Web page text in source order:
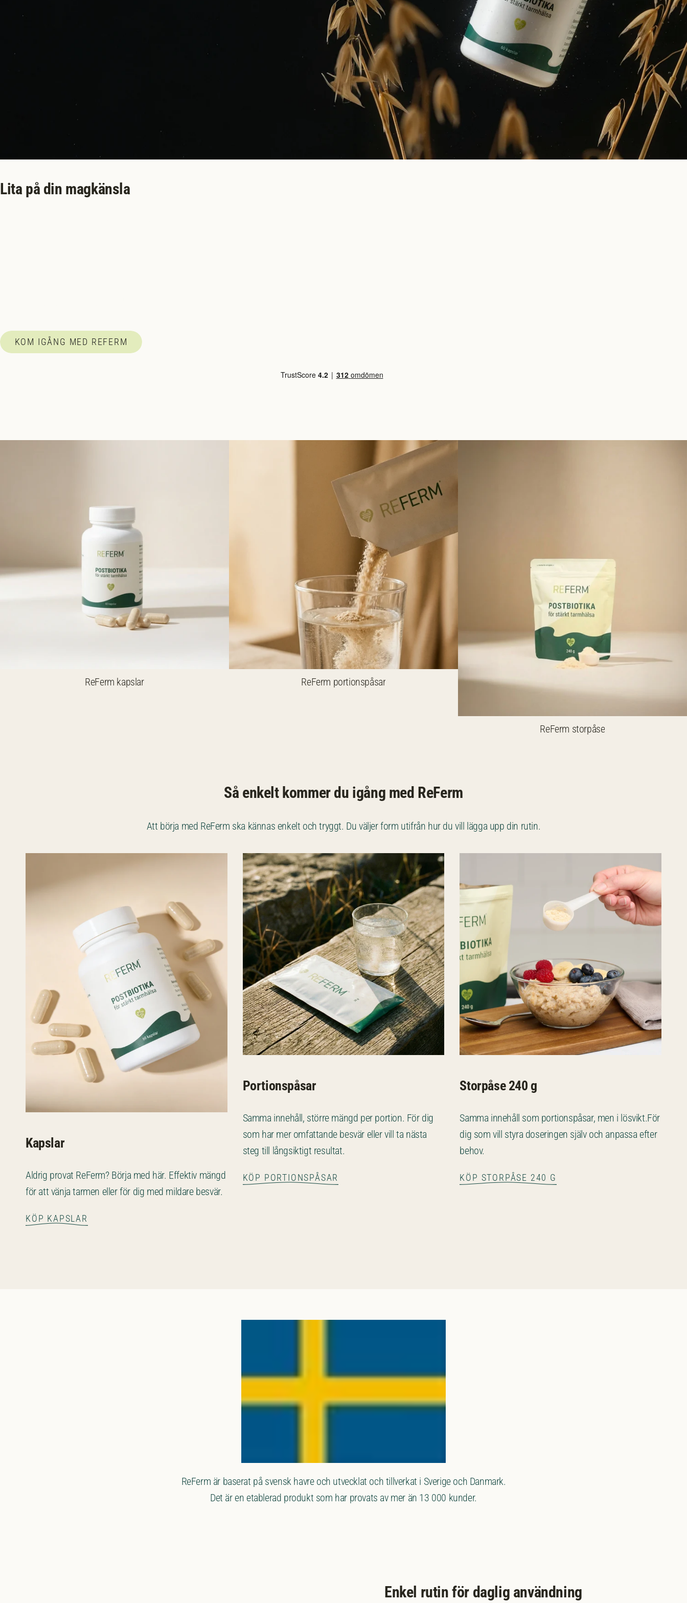
Lita på din magkänsla
KOM IGÅNG MED REFERM
ReFerm kapslar ReFerm portionspåsar
ReFerm storpåse
Så enkelt kommer du igång med ReFerm
Att börja med ReFerm ska kännas enkelt och tryggt. Du väljer form utifrån hur du vill lägga upp din rutin.
Kapslar
Aldrig provat ReFerm? Börja med här. Effektiv mängd
för att vänja tarmen eller för dig med mildare besvär.
KÖP KAPSLAR
Portionspåsar
Samma innehåll, större mängd per portion. För dig
som har mer omfattande besvär eller vill ta nästa
steg till långsiktigt resultat.
KÖP PORTIONSPÅSAR
Storpåse 240 g
Samma innehåll som portionspåsar, men i lösvikt.För
dig som vill styra doseringen själv och anpassa efter
behov.
KÖP STORPÅSE 240 G
ReFerm är baserat på svensk havre och utvecklat och tillverkat i Sverige och Danmark.
Det är en etablerad produkt som har provats av mer än 13 000 kunder.
Enkel rutin för daglig användning